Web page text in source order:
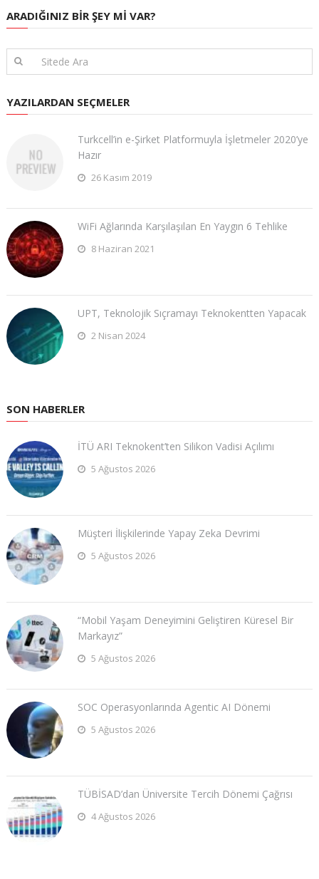
ARADIĞINIZ BIR ŞEY MI VAR?
YAZILARDAN SEÇMELER
Turkcell’in e-Şirket Platformuyla İşletmeler 2020’ye
Hazır
26 Kasım 2019
WiFi Ağlarında Karşılaşılan En Yaygın 6 Tehlike
8 Haziran 2021
UPT, Teknolojik Sıçramayı Teknokentten Yapacak
2 Nisan 2024
SON HABERLER
İTÜ ARI Teknokent’ten Silikon Vadisi Açılımı
5 Ağustos 2026
Müşteri İlişkilerinde Yapay Zeka Devrimi
5 Ağustos 2026
“Mobil Yaşam Deneyimini Geliştiren Küresel Bir
Markayız”
5 Ağustos 2026
SOC Operasyonlarında Agentic AI Dönemi
5 Ağustos 2026
TÜBİSAD’dan Üniversite Tercih Dönemi Çağrısı
4 Ağustos 2026